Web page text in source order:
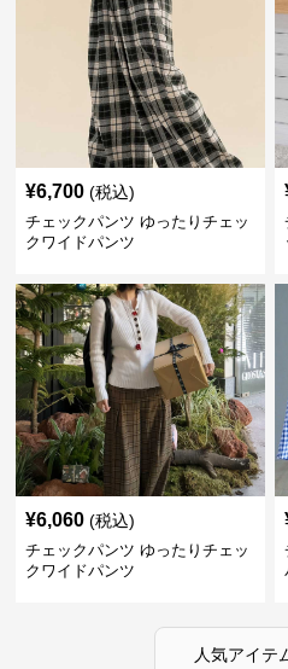
¥6,700 (税込)
チェックパンツ ゆったりチェッ
クワイドパンツ
¥6,060 (税込)
チェックパンツ ゆったりチェッ
クワイドパンツ
人気アイテ